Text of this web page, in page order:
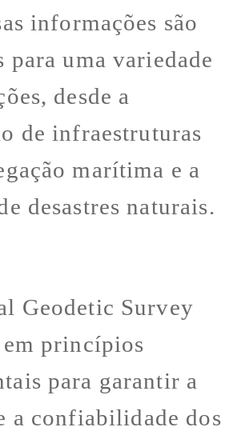
informações são
para uma variedade
desde a
de infraestruturas
marítima e a
desastres naturais.
Geodetic Survey
em princípios
para garantir a
a confiabilidade dos